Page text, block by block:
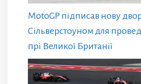
MotoGP підписав нову
Сільверстоуном для
прі Великої Британії